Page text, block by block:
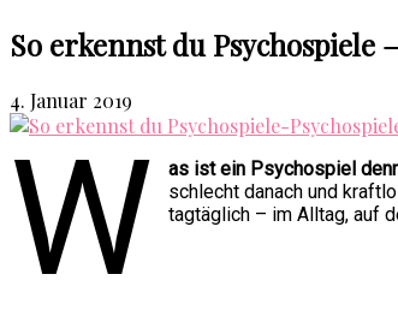
So erkennst du
4. Januar 2019
W as ist ein Psychospiel
schlecht danach und
tagtäglich – im Alltag, auf